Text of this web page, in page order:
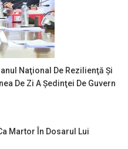
Naţional De Rezilienţă Şi
De Zi A Şedinţei De Guvern
Martor În Dosarul Lui